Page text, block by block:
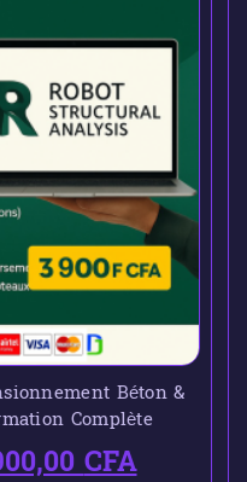
Béton &
Complète
CFA